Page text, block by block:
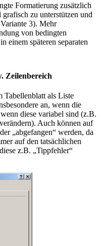
Formatierung zusätzlich
zu unterstützen und
3). Mehr
von bedingten
einem späteren separaten
Zeilenbereich
Tabellenblatt als Liste
an, wenn die
diese variabel sind (z.B.
Auch können auf
„abgefangen“ werden, da
auf den tatsächlichen
z.B. „Tippfehler“